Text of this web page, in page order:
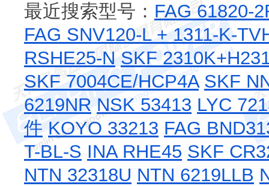
最近搜索型号： FAG 61820-
FAG SNV120-L + 1311-K-
RSHE25-N SKF
SKF 7004CE/HCP4A SKF
6219NR NSK 53413 LYC
件 KOYO 33213 FAG
T-BL-S INA RHE45 SKF
NTN 32318U NTN 6219LLB